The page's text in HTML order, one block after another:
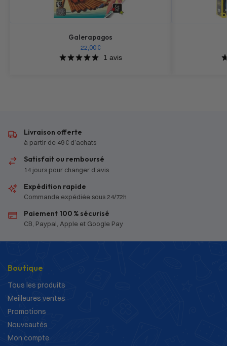
Galerapagos
22,00€
1 avis
Livraison offerte
à partir de 49 € d’achats
Satisfait ou remboursé
14 jours pour changer d’avis
Expédition rapide
Commande expédiée sous 24/72h
Paiement 100 % sécurisé
CB, Paypal, Apple et Google Pay
Boutique
Tous les produits
Meilleures ventes
Promotions
Nouveautés
Mon compte